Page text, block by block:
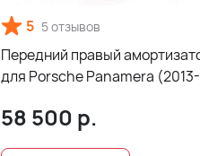
5 5 отзывов
Передний правый
для Porsche Panamera
58 500 р.